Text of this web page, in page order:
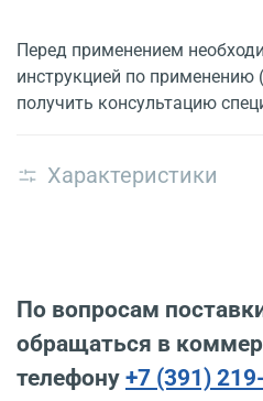
Перед применением
инструкцией по применению
получить консультацию
Характеристики
По вопросам
обращаться в
телефону +7 (391)